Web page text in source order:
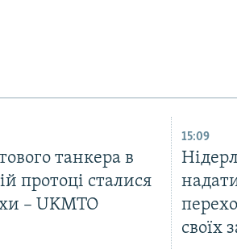
танкера в
протоці сталися
– UKMTO
15:09
своїх